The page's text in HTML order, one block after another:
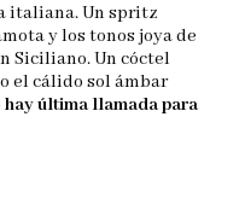
italiana. Un spritz
y los tonos joya de
Siciliano. Un cóctel
el cálido sol ámbar
hay última llamada para